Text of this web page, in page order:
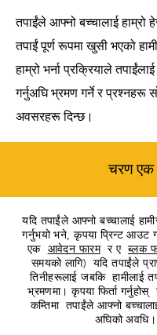
तपाईंले आफ्नो बच्चालाई हाम्रो
तपाईं पूर्ण रूपमा खुसी भएको
हाम्रो भर्ना प्रक्रियाले
गर्नुअघि भ्रमण गर्ने र प्रश्नहरू
अवसरहरू दिन्छ।
चरण एक
यदि तपाईंले आफ्नो बच्चालाई
गर्नुभयो भने, कृपया प्रिन्ट आउट
एक आवेदन फारमर ए ब्लक
समयको लागि) यदि तपाईंले
तिनीहरूलाई जबकि हामीलाई
भ्रमणमा। कृपया फिर्ता
कम्तिमा तपाईंले आफ्नो
अघिको अवधि।